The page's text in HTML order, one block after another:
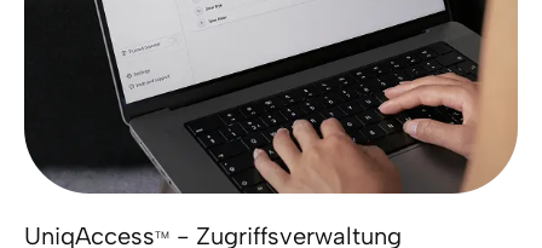
UniqAccessTM - Zugriffsverwaltung